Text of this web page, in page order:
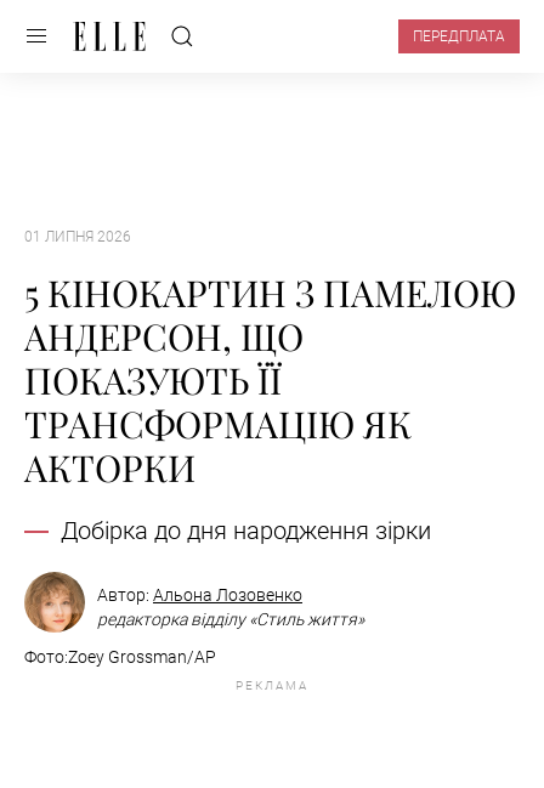
ПЕРЕДПЛАТА
01 ЛИПНЯ 2026
5 КІНОКАРТИН З ПАМЕЛОЮ
АНДЕРСОН, ЩО
ПОКАЗУЮТЬ ЇЇ
ТРАНСФОРМАЦІЮ ЯК
АКТОРКИ
Добірка до дня народження зірки
Автор: Альона Лозовенко
редакторка відділу «Стиль життя»
Фото:Zoey Grossman/AP
РЕКЛАМА